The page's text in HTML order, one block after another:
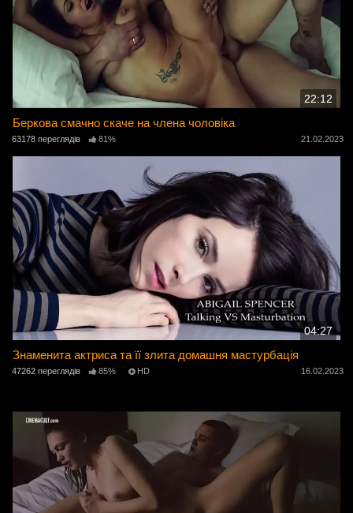
22:12
Беркова смачно скаче на члена чоловіка
63178 переглядів 81% 21.02.2023
04:27
Знаменита актриса та її злита домашня мастурбація
47262 переглядів 85% HD 16.02.2023